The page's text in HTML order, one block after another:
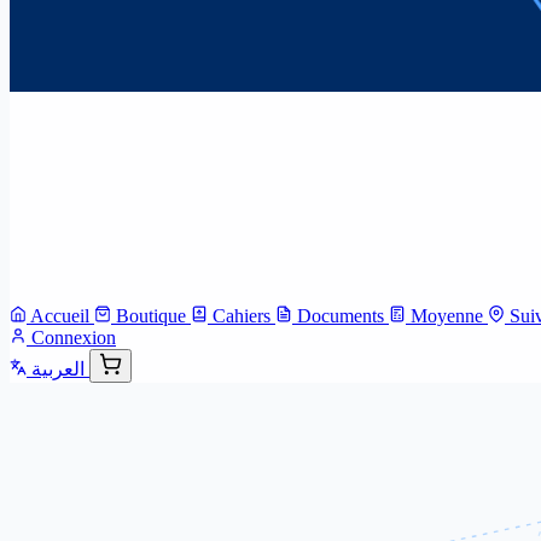
Accueil Boutique Cahiers Documents Moyenne
Connexion
العربية